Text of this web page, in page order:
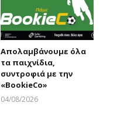
Απολαμβάνουμε όλα
τα παιχνίδια,
συντροφιά με την
«ΒοοkieCo»
04/08/2026